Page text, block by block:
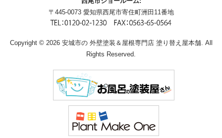
〒445-0073 愛知県西尾市寄住町洲田11番地
Copyright © 2026 安城市の 外壁塗装＆屋根専門店 塗り替え屋本舗. All
Rights Reserved.